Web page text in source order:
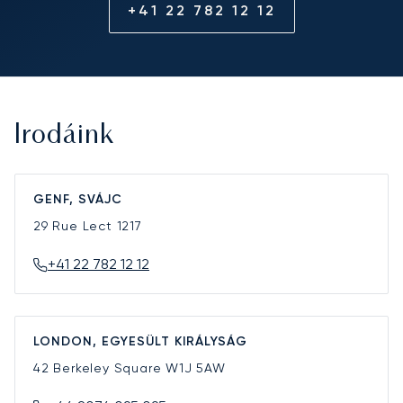
+41 22 782 12 12
Irodáink
GENF, SVÁJC
29 Rue Lect 1217
+41 22 782 12 12
LONDON, EGYESÜLT KIRÁLYSÁG
42 Berkeley SquareW1J 5AW